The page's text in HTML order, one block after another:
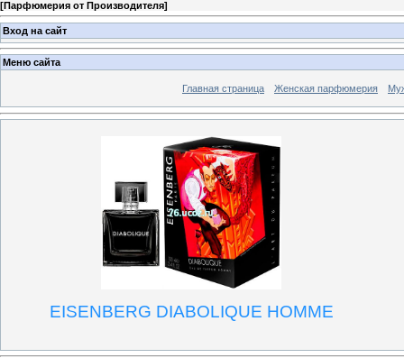
[Парфюмерия от Производителя]
Вход на сайт
Меню сайта
Главная страница Женская парфюмерия
EISENBERG DIABOLIQUE HOMME